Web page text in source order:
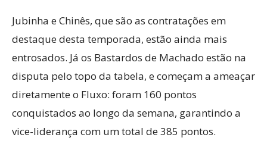
Jubinha e Chinês, que são as contratações em
destaque desta temporada, estão ainda mais
entrosados. Já os Bastardos de Machado estão na
disputa pelo topo da tabela, e começam a ameaçar
diretamente o Fluxo: foram 160 pontos
conquistados ao longo da semana, garantindo a
vice-liderança com um total de 385 pontos.